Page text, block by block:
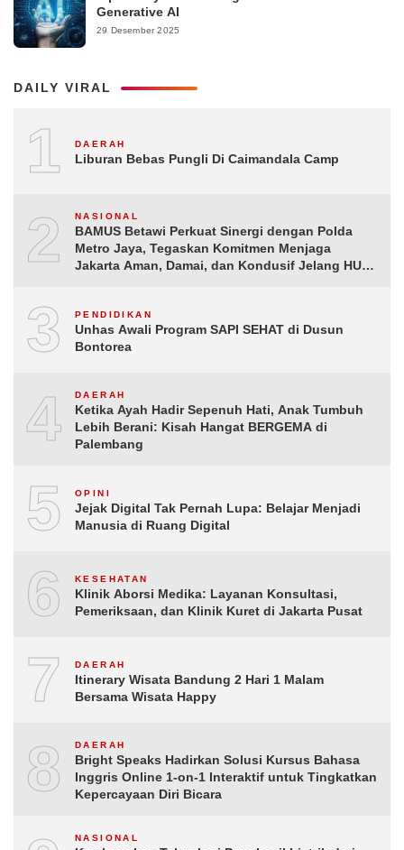
Generative AI
29 Desember 2025
DAILY VIRAL
1 DAERAH
Liburan Bebas Pungli Di Caimandala Camp
2 NASIONAL
BAMUS Betawi Perkuat Sinergi dengan Polda
Metro Jaya, Tegaskan Komitmen Menjaga
Jakarta Aman, Damai, dan Kondusif Jelang HUT
3 PENDIDIKAN
Unhas Awali Program SAPI SEHAT di Dusun
Bontorea
4 DAERAH
Ketika Ayah Hadir Sepenuh Hati, Anak Tumbuh
Lebih Berani: Kisah Hangat BERGEMA di
Palembang
5 OPINI
Jejak Digital Tak Pernah Lupa: Belajar Menjadi
Manusia di Ruang Digital
6 KESEHATAN
Klinik Aborsi Medika: Layanan Konsultasi,
Pemeriksaan, dan Klinik Kuret di Jakarta Pusat
7 DAERAH
Itinerary Wisata Bandung 2 Hari 1 Malam
Bersama Wisata Happy
8 DAERAH
Bright Speaks Hadirkan Solusi Kursus Bahasa
Inggris Online 1-on-1 Interaktif untuk Tingkatkan
Kepercayaan Diri Bicara
NASIONAL